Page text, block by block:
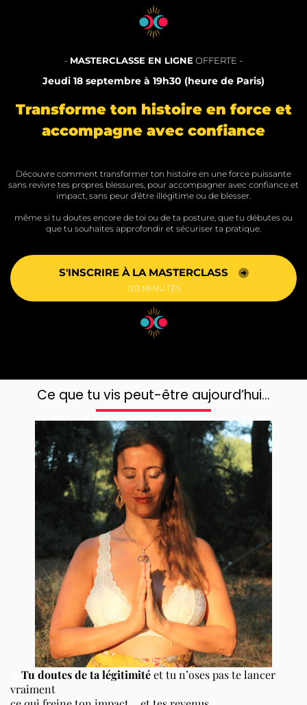
- MASTERCLASSE EN LIGNE OFFERTE -
Jeudi 18 septembre à 19h30 (heure de Paris)
Transforme ton histoire en force et
accompagne avec confiance
Découvre comment transformer ton histoire en une force puissante
sans revivre tes propres blessures, pour accompagner avec confiance et
impact, sans peur d’être illégitime ou de blesser.
même si tu doutes encore de toi ou de ta posture, que tu débutes ou
que tu souhaites approfondir et sécuriser ta pratique.
S'INSCRIRE À LA MASTERCLASS
120 MINUTES
Ce que tu vis peut-être aujourd’hui…
Tu doutes de ta légitimitéet tu n’oses pas te lancer
vraiment